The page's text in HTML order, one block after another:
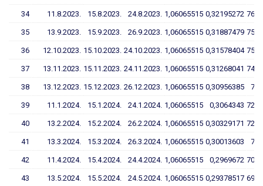
34 11.8.2023. 15.8.2023. 24.8.2023. 1,06065515 0,32195272
35 13.9.2023. 15.9.2023. 26.9.2023. 1,06065515 0,31887479
36 12.10.2023. 15.10.2023. 24.10.2023. 1,06065515 0,31578404
37 13.11.2023. 15.11.2023. 24.11.2023. 1,06065515 0,31268041
38 13.12.2023. 15.12.2023. 26.12.2023. 1,06065515 0,30956385
39 11.1.2024. 15.1.2024. 24.1.2024. 1,06065515 0,3064343
40 13.2.2024. 15.2.2024. 26.2.2024. 1,06065515 0,30329171
41 13.3.2024. 15.3.2024. 26.3.2024. 1,06065515 0,30013603
42 11.4.2024. 15.4.2024. 24.4.2024. 1,06065515 0,2969672
43 13.5.2024. 15.5.2024. 24.5.2024. 1,06065515 0,29378517